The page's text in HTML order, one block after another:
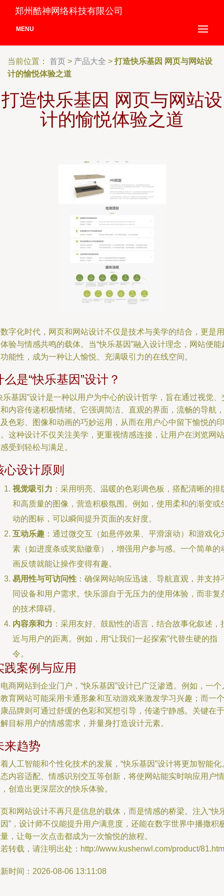
郑州酷神网络科技有限公司
MENU
当前位置： 首页 > 产品大全 > 打造快乐基因 网页与网站设
计的愉悦体验之道
打造快乐基因 网页与网站设
计的愉悦体验之道
字化时代，网页和网站设计不仅是技术与美学的结合，更是用
验与情感共鸣的载体。当“快乐基因”融入设计理念，网站便能
能性，成为一种让人愉悦、充满吸引力的在线空间。
么是“快乐基因”设计？
乐基因”设计是一种以用户为中心的设计哲学，旨在通过视觉、
内容传递积极情绪。它强调简洁、直观的界面，流畅的导航，
色彩、图像和动画的巧妙运用，从而在用户心中留下愉悦的印
这种设计不仅关注美学，更重视情感连接，让用户在浏览网站
受到轻松与满足。
心设计原则
视觉吸引力 ：采用明亮、温暖的色彩调色板，搭配清晰的排
和高质量的图像，营造积极氛围。例如，使用柔和的渐变或
动的图标，可以瞬间提升页面的友好度。
互动乐趣 ：通过微交互（如悬停效果、平滑滚动）和游戏化
素（如进度条或奖励徽章），增强用户参与感。一个简单的
画反馈就能让操作变得有趣。
易用性与可访问性 ：确保网站响应迅速、导航直观，并支持
同设备和用户需求。快乐源自于无压力的使用体验，而非复
的技术障碍。
内容亲和力 ：采用友好、鼓励性的语言，结合故事化叙述，
近与用户的距离。例如，用“让我们一起探索”代替生硬的指
令。
践案例与应用
商网站到企业门户，“快乐基因”设计已广泛渗透。例如，一个
育网站可能采用卡通形象和互动游戏来激发学习兴趣；而一个
品牌则可通过舒缓的色彩和冥想引导，传递宁静感。关键在于
目标用户的情感需求，并量身打造设计元素。
来趋势
人工智能和个性化技术的发展，“快乐基因”设计将更加智能化
内容适配、情感识别交互等创新，将使网站能实时响应用户情
创造出更深层次的快乐体验。
和网站设计不再只是信息的载体，而是情感的桥梁。注入“快
”，设计师不仅能提升用户满意度，还能在数字世界中播撒积
，让每一次点击都成为一次愉悦的旅程。
转载，请注明出处：http://www.kushenwl.com/product/
时间：2026-08-06 13:11:08